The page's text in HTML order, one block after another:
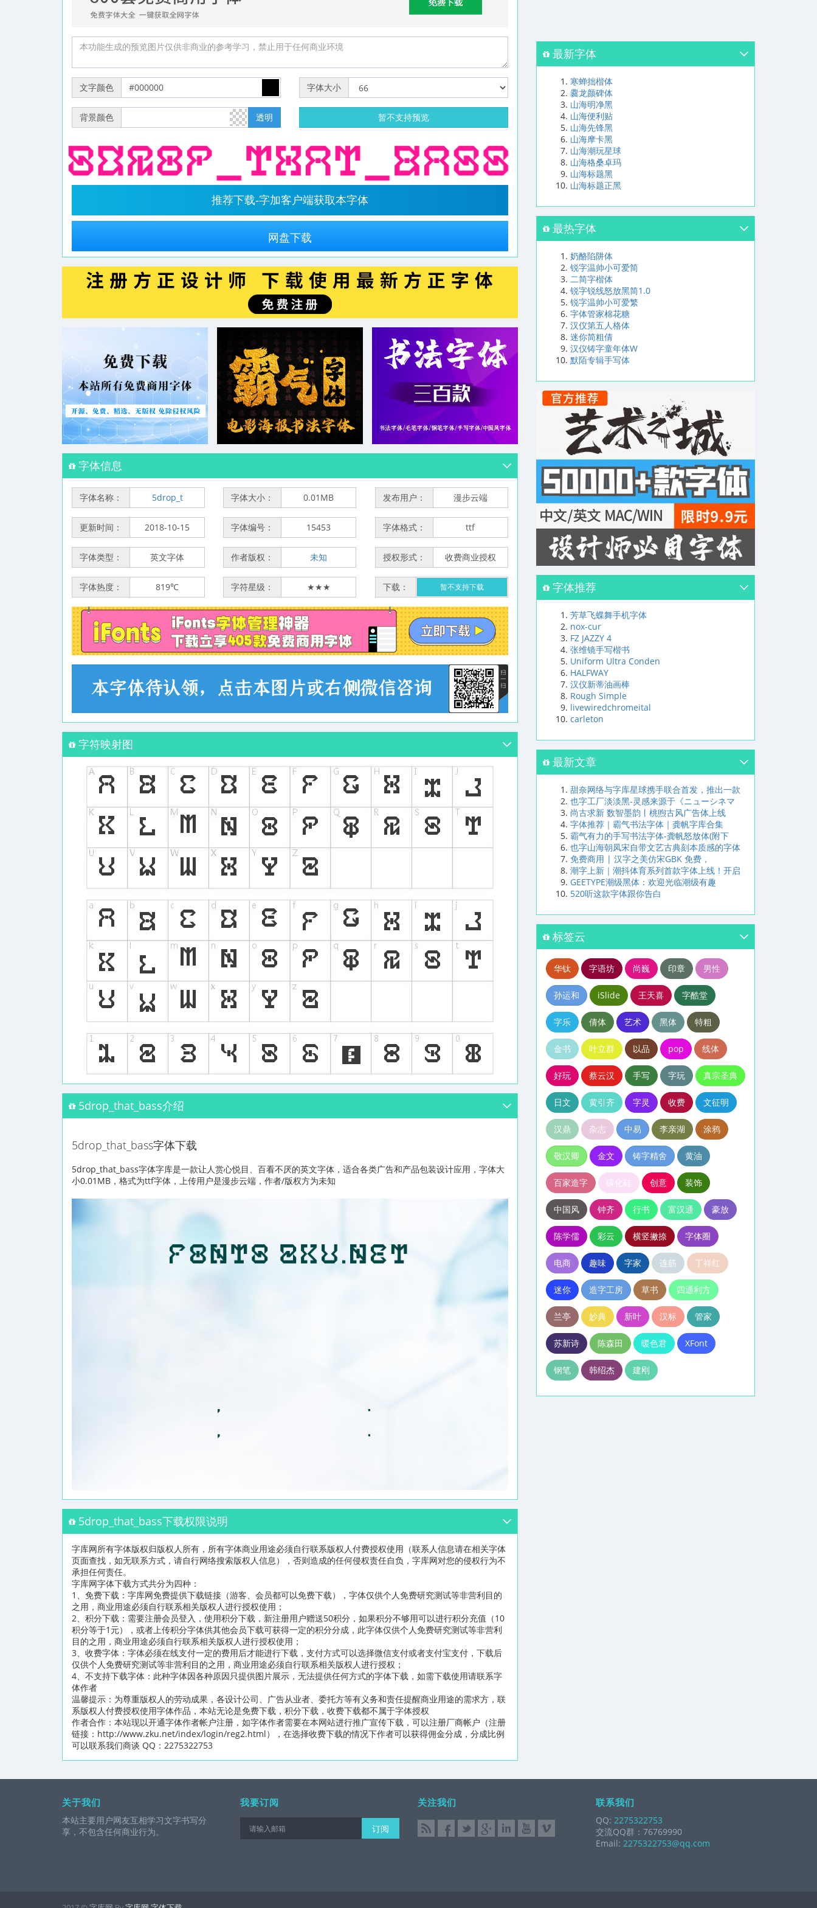
文字颜色 字体大小
背景颜色 透明 暂不支持预览
推荐下载-字加客户端获取本字体
网盘下载
字体信息
字体名称： 5drop_t 字体大小： 0.01MB 发布用户： 漫步云端
更新时间： 2018-10-15 字体编号： 15453 字体格式： ttf
字体类型： 英文字体 作者版权： 未知 授权形式： 收费商业授权
字体热度： 819℃ 字符星级： ★★★ 下载： 暂不支持下载
字符映射图
5drop_that_bass介绍
5drop_that_bass字体下载
5drop_that_bass字体字库是一款让人赏心悦目、百看不厌的英文字体，适合各类广告和产品包装设计应用，字体大
小0.01MB，格式为ttf字体，上传用户是漫步云端，作者/版权方为未知
5drop_that_bass下载权限说明
字库网所有字体版权归版权人所有，所有字体商业用途必须自行联系版权人付费授权使用（联系人信息请在相关字体
页面查找，如无联系方式，请自行网络搜索版权人信息），否则造成的任何侵权责任自负，字库网对您的侵权行为不
承担任何责任。
字库网字体下载方式共分为四种：
1、免费下载：字库网免费提供下载链接（游客、会员都可以免费下载），字体仅供个人免费研究测试等非营利目的
之用，商业用途必须自行联系相关版权人进行授权使用；
2、积分下载：需要注册会员登入，使用积分下载，新注册用户赠送50积分，如果积分不够用可以进行积分充值（10
积分等于1元），或者上传积分字体供其他会员下载可获得一定的积分分成，此字体仅供个人免费研究测试等非营利
目的之用，商业用途必须自行联系相关版权人进行授权使用；
3、收费字体：字体必须在线支付一定的费用后才能进行下载，支付方式可以选择微信支付或者支付宝支付，下载后
仅供个人免费研究测试等非营利目的之用，商业用途必须自行联系相关版权人进行授权；
4、不支持下载字体：此种字体因各种原因只提供图片展示，无法提供任何方式的字体下载，如需下载使用请联系字
体作者
温馨提示：为尊重版权人的劳动成果，各设计公司、广告从业者、委托方等有义务和责任提醒商业用途的需求方，联
系版权人付费授权使用字体作品，本站无论是免费下载，积分下载，收费下载都不属于字体授权
作者合作：本站现以开通字体作者帐户注册，如字体作者需要在本网站进行推广宣传下载，可以注册厂商帐户（注册
链接：http://www.zku.net/index/login/reg2.html），在选择收费下载的情况下作者可以获得佣金分成，分成比例
可以联系我们商谈 QQ：2275322753
最新字体
寒蝉拙楷体
爨龙颜碑体
山海明净黑
山海便利贴
山海先锋黑
山海摩卡黑
山海潮玩星球
山海格桑卓玛
山海标题黑
山海标题正黑
最热字体
奶酪陷阱体
锐字温帅小可爱简
二简字楷体
锐字锐线怒放黑简1.0
锐字温帅小可爱繁
字体管家棉花糖
汉仪第五人格体
迷你简粗倩
汉仪铸字童年体W
默陌专辑手写体
字体推荐
芳草飞蝶舞手机字体
nox-cur
FZ JAZZY 4
张维镜手写楷书
Uniform Ultra Conden
HALFWAY
汉仪新蒂油画棒
Rough Simple
livewiredchromeital
carleton
最新文章
甜奈网络与字库星球携手联合首发，推出一款
也字工厂淡淡黑-灵感来源于《ニューシネマ
尚古求新 数智墨韵丨桃煦古风广告体上线
字体推荐｜霸气书法字体｜龚帆字库合集
霸气有力的手写书法字体-龚帆怒放体(附下
也字山海朝凤宋自带文艺古典刻本质感的字体
免费商用 | 汉字之美仿宋GBK 免费，
潮字上新｜潮抖体育系列首款字体上线！开启
GEETYPE潮级黑体：欢迎光临潮级有趣
520听这款字体跟你告白
标签云
华钛 字语坊 尚巍 印章 男性
孙运和 iSlide 王天喜 字酷堂
字乐 倩体 艺术 黑体 特粗
金书 叶立群 以品 pop 线体
好玩 蔡云汉 手写 字玩 真宗圣典
日文 黄引齐 字灵 收费 文征明
汉鼎 杂志 中易 李亲湖 涂鸦
敬汉卿 金文 铸字精舍 黄油
百家造字 碳化硅 创意 装饰
中国风 钟齐 行书 富汉通 豪放
陈学儒 彩云 横竖撇捺 字体圈
电商 趣味 字家 连筋 丁祥红
迷你 造字工房 草书 四通利方
兰亭 妙典 新叶 汉标 管家
苏新诗 陈森田 暖色君 XFont
钢笔 韩绍杰 建刚
关于我们
本站主要用户网友互相学习文字书写分
享，不包含任何商业行为。
我要订阅
订阅
关注我们 联系我们
QQ: 2275322753
交流QQ群：76769990
Email: 2275322753@qq.com